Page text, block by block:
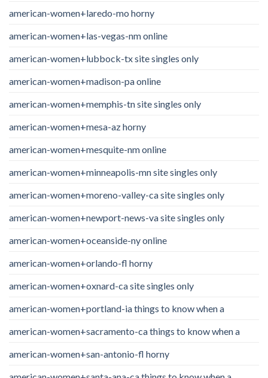
american-women+laredo-mo horny
american-women+las-vegas-nm online
american-women+lubbock-tx site singles only
american-women+madison-pa online
american-women+memphis-tn site singles only
american-women+mesa-az horny
american-women+mesquite-nm online
american-women+minneapolis-mn site singles only
american-women+moreno-valley-ca site singles only
american-women+newport-news-va site singles only
american-women+oceanside-ny online
american-women+orlando-fl horny
american-women+oxnard-ca site singles only
american-women+portland-ia things to know when a
american-women+sacramento-ca things to know when a
american-women+san-antonio-fl horny